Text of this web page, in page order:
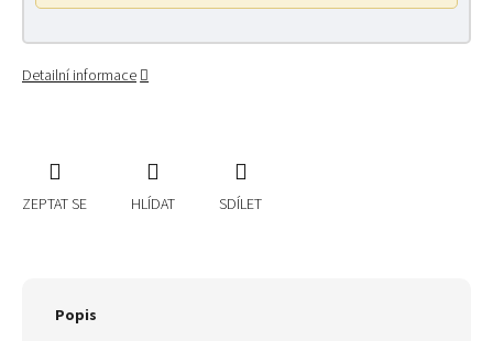
Detailní informace
ZEPTAT SE HLÍDAT SDÍLET
Popis